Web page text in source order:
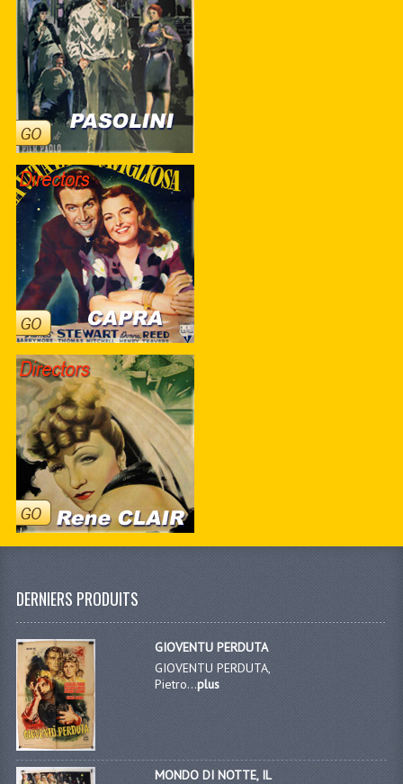
DERNIERS PRODUITS
GIOVENTU PERDUTA
GIOVENTU PERDUTA,
Pietro...plus
MONDO DI NOTTE, IL